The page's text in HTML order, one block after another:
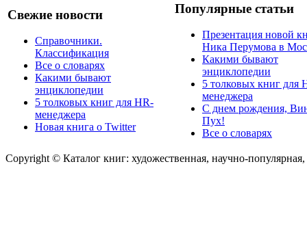
Свежие новости
Справочники.
Классификация
Все о словарях
Какими бывают
энциклопедии
5 толковых книг для HR-
менеджера
Новая книга о Twitter
Популярные статьи
Презентация новой
Ника Перумова в
Какими бывают
энциклопедии
5 толковых книг для
менеджера
С днем рождения,
Пух!
Все о словарях
Copyright © Каталог книг: художественная, научно-